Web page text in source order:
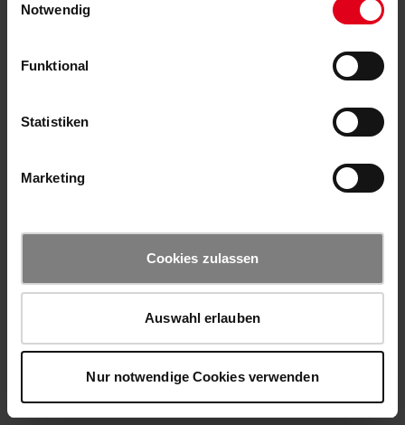
Notwendig
Funktional
Statistiken
Marketing
Cookies zulassen
Auswahl erlauben
Nur notwendige Cookies verwenden